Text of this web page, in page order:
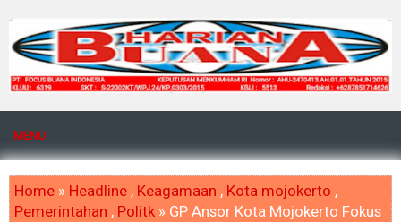
MENU
Home » Headline , Keagamaan , Kota mojokerto ,
Pemerintahan , Politk » GP Ansor Kota Mojokerto Fokus